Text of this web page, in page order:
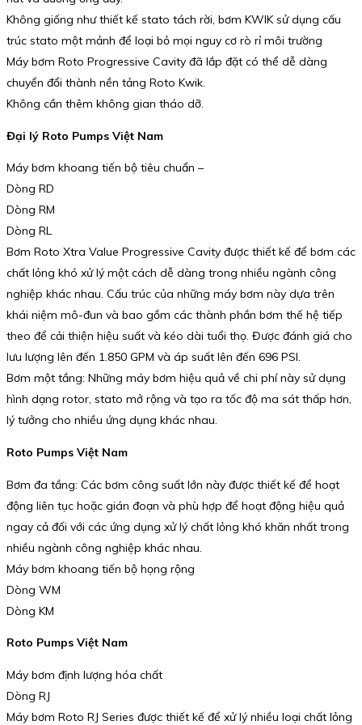
Không giống như thiết kế stato tách rời, bơm KWIK sử dụng cấu
trúc stato một mảnh để loại bỏ mọi nguy cơ rò rỉ môi trường
Máy bơm Roto Progressive Cavity đã lắp đặt có thể dễ dàng
chuyển đổi thành nền tảng Roto Kwik.
Không cần thêm không gian tháo dỡ.
Đại lý Roto Pumps Việt Nam
Máy bơm khoang tiến bộ tiêu chuẩn –
Dòng RD
Dòng RM
Dòng RL
Bơm Roto Xtra Value Progressive Cavity được thiết kế để bơm các
chất lỏng khó xử lý một cách dễ dàng trong nhiều ngành công
nghiệp khác nhau. Cấu trúc của những máy bơm này dựa trên
khái niệm mô-đun và bao gồm các thành phần bơm thế hệ tiếp
theo để cải thiện hiệu suất và kéo dài tuổi thọ. Được đánh giá cho
lưu lượng lên đến 1.850 GPM và áp suất lên đến 696 PSI.
Bơm một tầng: Những máy bơm hiệu quả về chi phí này sử dụng
hình dạng rotor, stato mở rộng và tạo ra tốc độ ma sát thấp hơn,
lý tưởng cho nhiều ứng dụng khác nhau.
Roto Pumps Việt Nam
Bơm đa tầng: Các bơm công suất lớn này được thiết kế để hoạt
động liên tục hoặc gián đoạn và phù hợp để hoạt động hiệu quả
ngay cả đối với các ứng dụng xử lý chất lỏng khó khăn nhất trong
nhiều ngành công nghiệp khác nhau.
Máy bơm khoang tiến bộ họng rộng
Dòng WM
Dòng KM
Roto Pumps Việt Nam
Máy bơm định lượng hóa chất
Dòng RJ
Máy bơm Roto RJ Series được thiết kế để xử lý nhiều loại chất lỏng